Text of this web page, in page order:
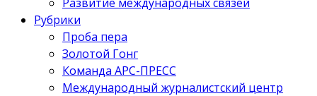
Рубрики
Проба пера
Золотой Гонг
Команда АРС-ПРЕСС
Международный журналистский центр